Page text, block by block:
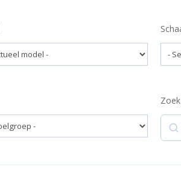
Zoek
Zoek